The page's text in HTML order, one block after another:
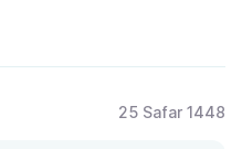
25 Safar 1448